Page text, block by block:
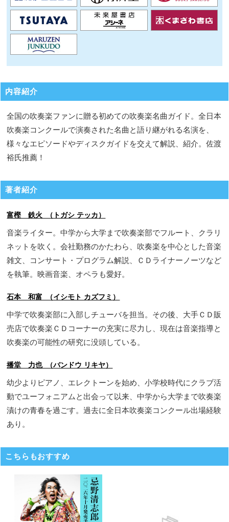
内容紹介
全国の吹奏楽ファンに贈る初めての吹奏楽名曲ガイド。全日本
吹奏楽コンクールで演奏された名曲と語り継がれる名演を、
様々なエピソードやディスクガイドを交えて解説、紹介。佐渡
裕氏推薦！
著者紹介
富樫 鉄火 （トガシ テッカ）
音楽ライター。中学から大学まで吹奏楽部でフルート、クラリ
ネットを吹く。会社勤務のかたわら、吹奏楽を中心とした音楽
雑文、コンサート・プログラム解説、ＣＤライナーノーツなど
を執筆。映画音楽、オペラも愛好。
石本 和富 （イシモト カズフミ）
中学で吹奏楽部に入部しチューバを担当。その後、大手ＣＤ販
売店で吹奏楽ＣＤコーナーの充実に尽力し、現在は音楽指導と
吹奏楽の可能性の研究に没頭している。
播堂 力也 （バンドウ リキヤ）
幼少よりピアノ、エレクトーンを始め、小学校時代にクラブ活
動でユーフォニアムと出会って以来、中学から大学まで吹奏楽
漬けの青春を過ごす。過去に全日本吹奏楽コンクール出場経験
あり。
こちらもおすすめ